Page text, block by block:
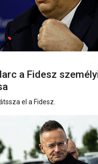
a Fidesz
el a Fidesz.